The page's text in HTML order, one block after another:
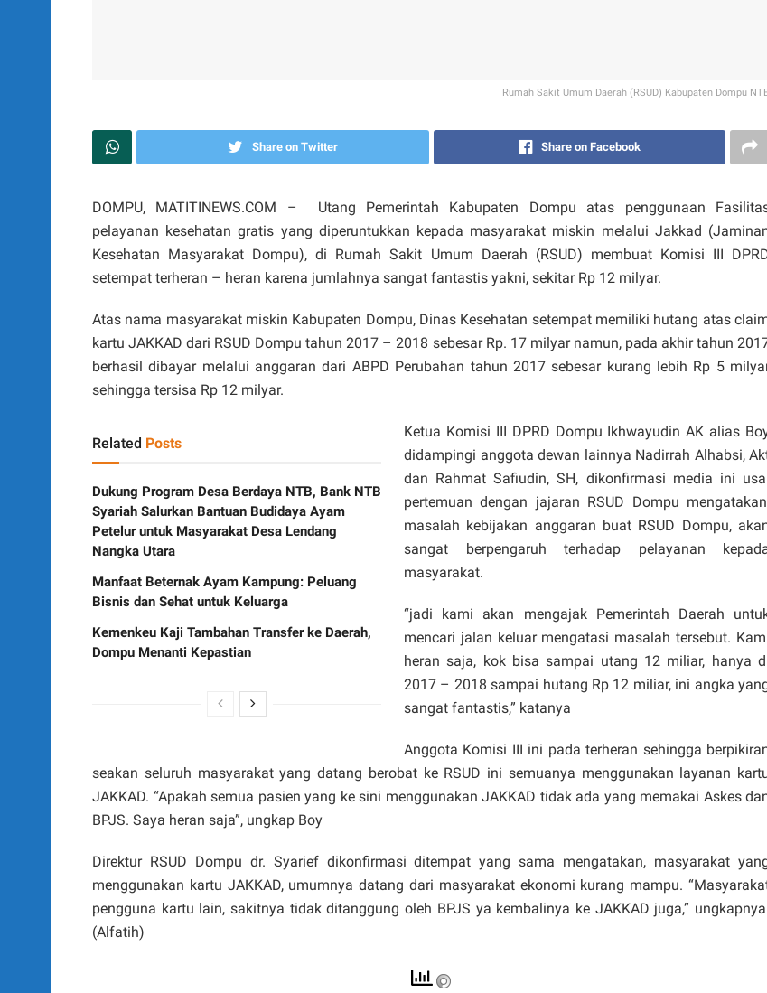
Rumah Sakit Umum Daerah (RSUD) Kabupaten Dompu
Share on Twitter Share on Facebook
DOMPU, MATITINEWS.COM – Utang Pemerintah Kabupaten Dompu atas penggunaan
pelayanan kesehatan gratis yang diperuntukkan kepada masyarakat miskin melalui Jakkad
Kesehatan Masyarakat Dompu), di Rumah Sakit Umum Daerah (RSUD) membuat Komisi III
setempat terheran – heran karena jumlahnya sangat fantastis yakni, sekitar Rp 12 milyar.
Atas nama masyarakat miskin Kabupaten Dompu, Dinas Kesehatan setempat memiliki hutang atas
kartu JAKKAD dari RSUD Dompu tahun 2017 – 2018 sebesar Rp. 17 milyar namun, pada akhir tahun
berhasil dibayar melalui anggaran dari ABPD Perubahan tahun 2017 sebesar kurang lebih Rp 5
sehingga tersisa Rp 12 milyar.
Related Posts
Dukung Program Desa Berdaya NTB, Bank NTB
Syariah Salurkan Bantuan Budidaya Ayam
Petelur untuk Masyarakat Desa Lendang
Nangka Utara
Manfaat Beternak Ayam Kampung: Peluang
Bisnis dan Sehat untuk Keluarga
Kemenkeu Kaji Tambahan Transfer ke Daerah,
Dompu Menanti Kepastian
Ketua Komisi III DPRD Dompu Ikhwayudin AK alias
didampingi anggota dewan lainnya Nadirrah Alhabsi,
dan Rahmat Safiudin, SH, dikonfirmasi media ini
pertemuan dengan jajaran RSUD Dompu
masalah kebijakan anggaran buat RSUD Dompu,
sangat berpengaruh terhadap pelayanan
masyarakat.
“jadi kami akan mengajak Pemerintah Daerah
mencari jalan keluar mengatasi masalah tersebut.
heran saja, kok bisa sampai utang 12 miliar, hanya
2017 – 2018 sampai hutang Rp 12 miliar, ini angka
sangat fantastis,” katanya
Anggota Komisi III ini pada terheran sehingga
seakan seluruh masyarakat yang datang berobat ke RSUD ini semuanya menggunakan layanan
JAKKAD. “Apakah semua pasien yang ke sini menggunakan JAKKAD tidak ada yang memakai Askes
BPJS. Saya heran saja”, ungkap Boy
Direktur RSUD Dompu dr. Syarief dikonfirmasi ditempat yang sama mengatakan, masyarakat
menggunakan kartu JAKKAD, umumnya datang dari masyarakat ekonomi kurang mampu.
pengguna kartu lain, sakitnya tidak ditanggung oleh BPJS ya kembalinya ke JAKKAD juga,”
(Alfatih)